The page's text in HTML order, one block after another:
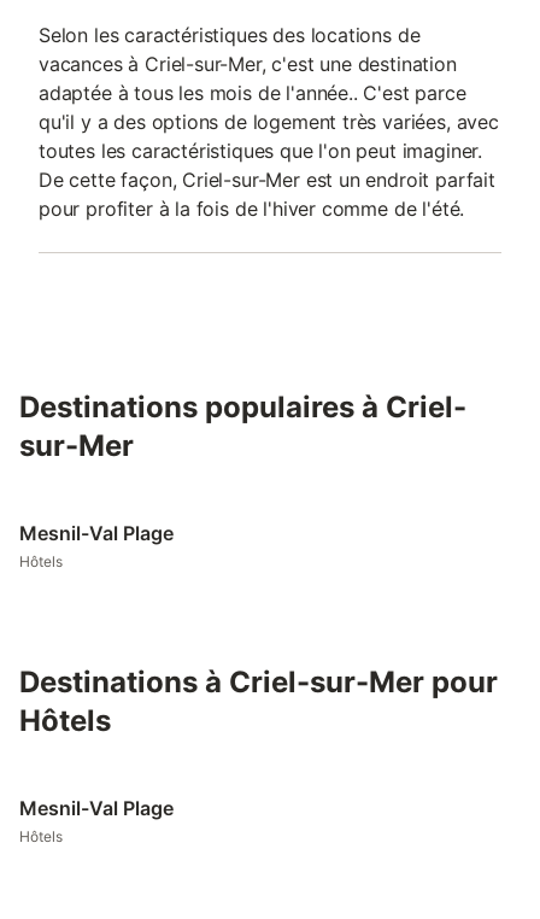
Selon les caractéristiques des locations de
vacances à Criel-sur-Mer, c'est une destination
adaptée à tous les mois de l'année.. C'est parce
qu'il y a des options de logement très variées, avec
toutes les caractéristiques que l'on peut imaginer.
De cette façon, Criel-sur-Mer est un endroit parfait
pour profiter à la fois de l'hiver comme de l'été.
Destinations populaires à Criel-
sur-Mer
Mesnil-Val Plage
Hôtels
Destinations à Criel-sur-Mer pour
Hôtels
Mesnil-Val Plage
Hôtels